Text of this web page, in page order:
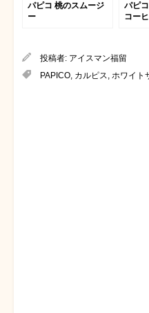
パピコ 桃のスムージ
ー
パピ
コー
投稿者: アイスマン福留
PAPICO カルピス ホワイト